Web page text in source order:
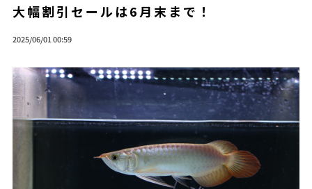
大幅割引セールは6月末まで！
2025/06/01 00:59